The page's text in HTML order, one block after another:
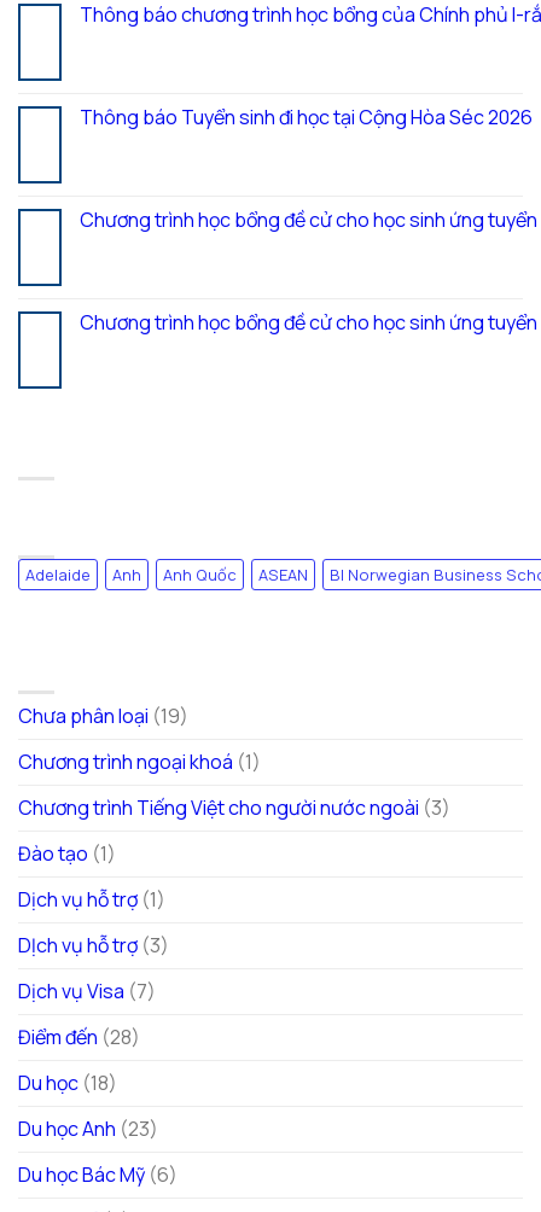
Thông báo chương trình học bổng của Chính phủ I-
Thông báo Tuyển sinh đi học tại Cộng Hòa Séc 2026
Chương trình học bổng đề cử cho học sinh ứng
Chương trình học bổng đề cử cho học sinh ứng
Adelaide Anh Anh Quốc ASEAN BI Norwegian Business
Chưa phân loại (19)
Chương trình ngoại khoá (1)
Chương trình Tiếng Việt cho người nước ngoài (3)
Đào tạo (1)
Dịch vụ hỗ trợ (1)
DỊch vụ hỗ trợ (3)
Dịch vụ Visa (7)
Điểm đến (28)
Du học (18)
Du học Anh (23)
Du học Bác Mỹ (6)